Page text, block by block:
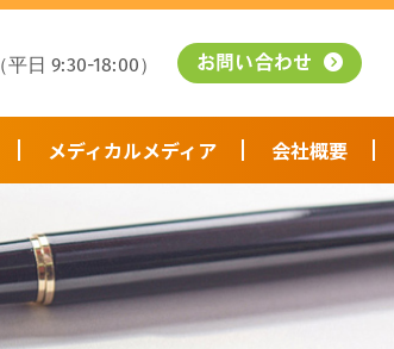
（平日 9:30-18:00） お問い合わせ
メディカルメディア 会社概要